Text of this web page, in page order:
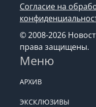
Согласие на
© 2008-2026
права защищены.
Меню
АРХИВ
ЭКСКЛЮЗИВЫ